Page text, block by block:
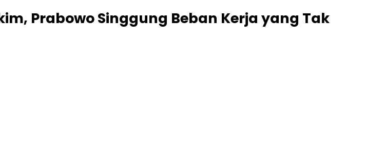
Prabowo Singgung Beban Kerja yang Tak